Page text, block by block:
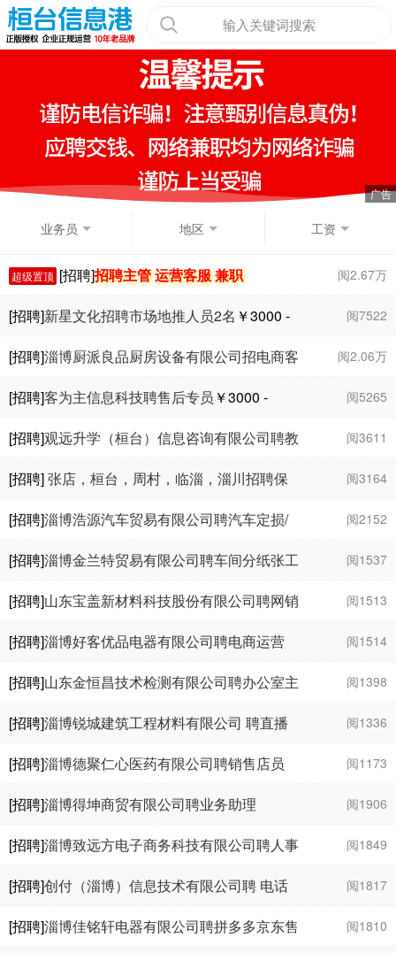
输入关键词搜索
业务员 地区 工资
阅2.67万
超级置顶 [招聘]招聘主管 运营客服 兼职
阅7522
[招聘]新星文化招聘市场地推人员2名 ￥3000 -
6000
阅2.06万
[招聘]淄博厨派良品厨房设备有限公司招电商客
服￥5000 - 1万 阅5265
[招聘]客为主信息科技聘售后专员 ￥3000 -
6000
阅3611
[招聘]观远升学（桓台）信息咨询有限公司聘教
务老师￥3000 - 8000 阅3164
[招聘]张店，桓台，周村，临淄，淄川招聘保
险续期人员各1名
阅2152
[招聘]淄博浩源汽车贸易有限公司聘汽车定损/
理赔
阅1537
[招聘]淄博金兰特贸易有限公司聘车间分纸张工
￥3000 - 5000
阅1513
[招聘]山东宝盖新材料科技股份有限公司聘网销
客户经理￥1万- 1.5万 阅1514
[招聘]淄博好客优品电器有限公司聘电商运营
￥5000 - 7000
阅1398
[招聘]山东金恒昌技术检测有限公司聘办公室主
管兼成本会计￥3000 - 4000 阅1336
[招聘]淄博锐城建筑工程材料有限公司 聘直播
运营每天100-600元
阅1173
[招聘]淄博德聚仁心医药有限公司聘销售店员
阅1906
[招聘]淄博得坤商贸有限公司聘业务助理
￥3000 - 1万 阅1849
[招聘]淄博致远方电子商务科技有限公司聘人事
经理、职业经理人、抖音运营总监￥1万 - 1.1
万
阅1817
[招聘]创付（淄博）信息技术有限公司聘 电话
预约销售
阅1810
[招聘]淄博佳铭轩电器有限公司聘拼多多京东售